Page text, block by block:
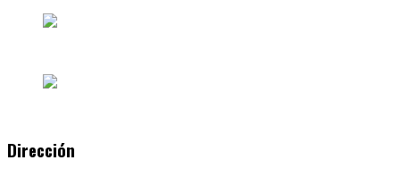
Dirección